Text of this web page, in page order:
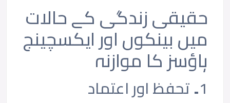
حقیقی زندگی کے حالات
میں بینکوں اور ایکسچینج
ہاؤسز کا موازنہ
1۔ تحفظ اور اعتماد